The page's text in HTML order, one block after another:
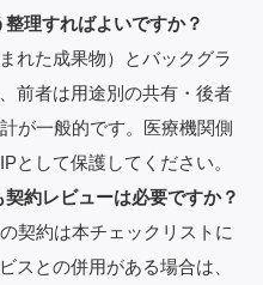
理すればよいですか？
れた成果物）とバックグラ
前者は用途別の共有・後者
が一般的です。医療機関側
として保護してください。
約レビューは必要ですか？
契約は本チェックリストに
スとの併用がある場合は、